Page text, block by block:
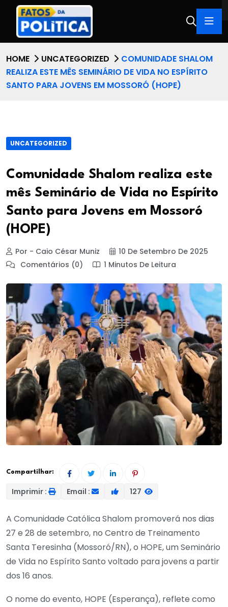
HOME UNCATEGORIZED
COMUNIDADE SHALOM
REALIZA ESTE MÊS SEMINÁRIO DE VIDA NO ESPÍRITO
SANTO PARA JOVENS EM MOSSORÓ (HOPE)
UNCATEGORIZED
Comunidade Shalom realiza este
mês Seminário de Vida no Espírito
Santo para Jovens em Mossoró
(HOPE)
Por - Caio César Muniz
10 De Setembro De 2025
Comentários (0)
1 Minutos De Leitura
Compartilhar:
Imprimir : Email : 127
A Comunidade Católica Shalom promoverá nos dias
27 e 28 de setembro, no Centro de Treinamento
Santa Teresinha (Mossoró/RN), o HOPE, um Seminário
de Vida no Espírito Santo voltado para jovens a partir
dos 16 anos.
O nome do evento, HOPE (Esperança), reflete como